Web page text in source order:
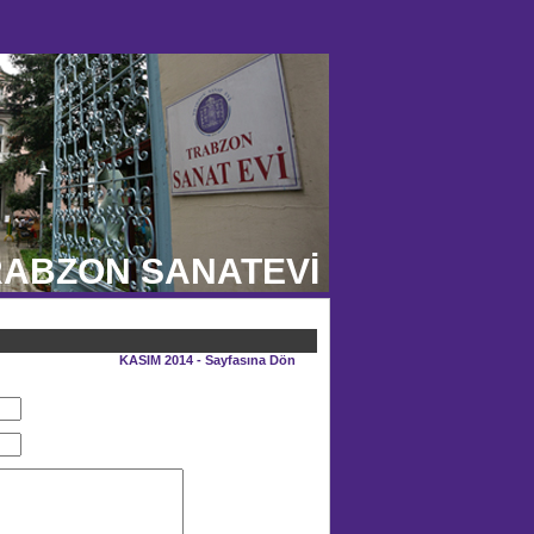
SANATEVİ
KASIM 2014 - Sayfasına Dön